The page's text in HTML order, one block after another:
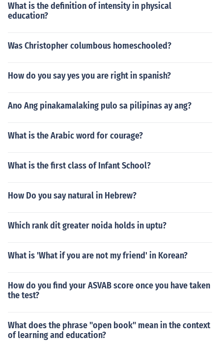
What is the definition of intensity in physical
education?
Was Christopher columbous homeschooled?
How do you say yes you are right in spanish?
Ano Ang pinakamalaking pulo sa pilipinas ay ang?
What is the Arabic word for courage?
What is the first class of Infant School?
How Do you say natural in Hebrew?
Which rank dit greater noida holds in uptu?
What is 'What if you are not my friend' in Korean?
How do you find your ASVAB score once you have taken
the test?
What does the phrase "open book" mean in the context
of learning and education?